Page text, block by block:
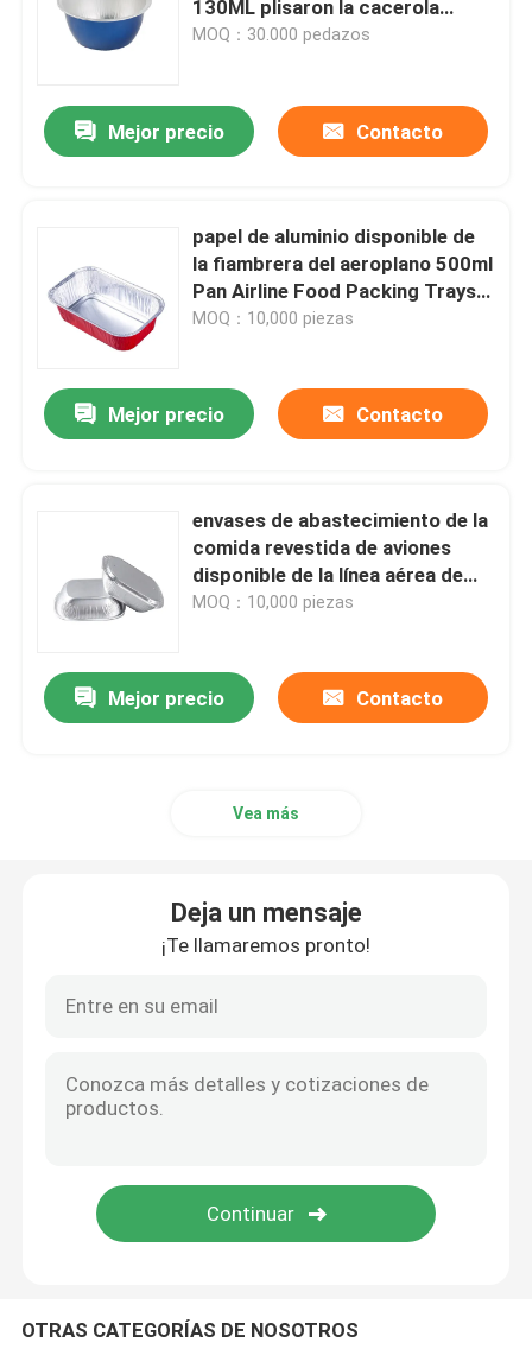
cinta adhesiva
Cinta aislante del paño
Cinta de marcado de pavimento
cinta de la marca del piso
Cinta del sello del hilo del Teflon PTFE
130ML plisaron la cacerola
colorida del cuenco de la torta
MOQ：30.000 pedazos
Mejor precio Contacto
papel de aluminio disponible de
la fiambrera del aeroplano 500ml
Pan Airline Food Packing Trays
con las tapas
MOQ：10,000 piezas
Mejor precio Contacto
envases de abastecimiento de la
comida revestida de aviones
disponible de la línea aérea de
los envases de comida del papel
MOQ：10,000 piezas
Mejor precio Contacto
Vea más
Deja un mensaje
¡Te llamaremos pronto!
OTRAS CATEGORÍAS DE NOSOTROS